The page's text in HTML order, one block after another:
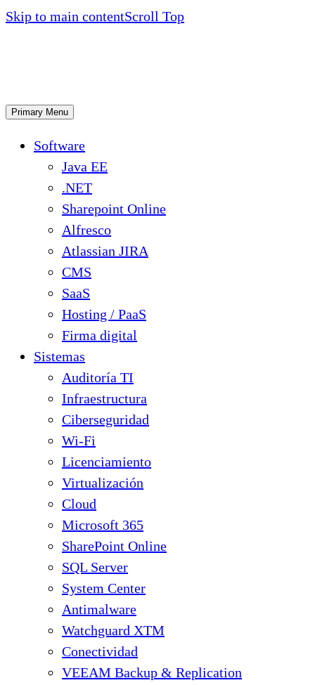
Skip to main contentScroll Top
Primary Menu
Software
Java EE
.NET
Sharepoint Online
Alfresco
Atlassian JIRA
CMS
SaaS
Hosting / PaaS
Firma digital
Sistemas
Auditoría TI
Infraestructura
Ciberseguridad
Wi-Fi
Licenciamiento
Virtualización
Cloud
Microsoft 365
SharePoint Online
SQL Server
System Center
Antimalware
Watchguard XTM
Conectividad
VEEAM Backup & Replication